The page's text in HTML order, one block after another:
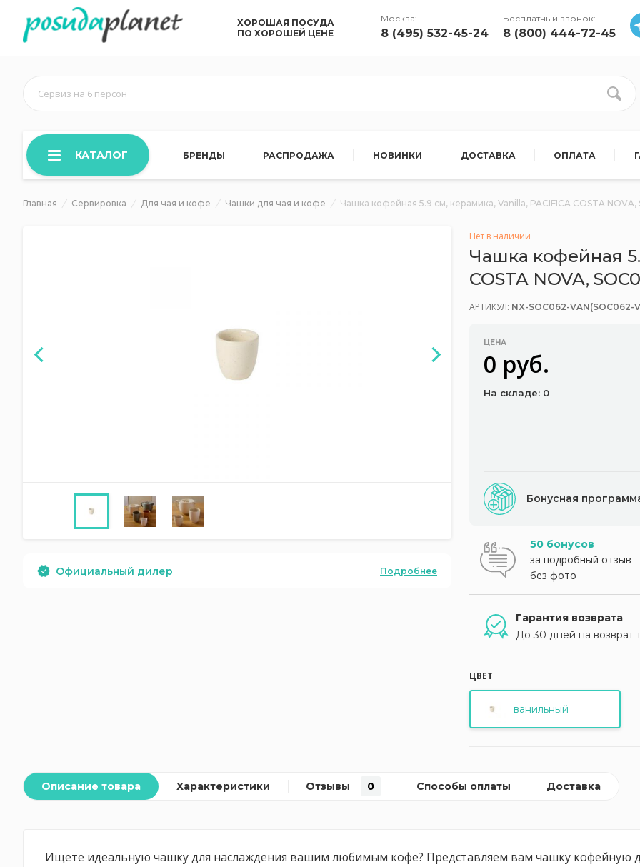
ХОРОШАЯ ПОСУДА
ПО ХОРОШЕЙ ЦЕНЕ
Москва:
8 (495) 532-45-24
Бесплатный звонок:
8 (800) 444-72-45
Сервиз на 6 персон
КАТАЛОГ БРЕНДЫ РАСПРОДАЖА НОВИНКИ ДОСТАВКА ОПЛАТА
Главная Сервировка Для чая и кофе Чашки для чая и кофе Чашка кофейная 5.9 см, керамика, Vanilla, PACIFICA COSTA
Официальный дилер Подробнее
Нет в наличии
Чашка кофейная
COSTA NOVA,
АРТИКУЛ: NX-SOC062-VAN(SOC062-
ЦЕНА
0 руб.
На складе: 0
Бонусная
50 бонусов
за подробный отзыв
без фото
Гарантия возврата
До 30 дней на возврат
ЦВЕТ
ванильный
Описание товара Характеристики Отзывы 0 Способы оплаты Доставка
Ищете идеальную чашку для наслаждения вашим любимым кофе? Представляем вам чашку кофейную